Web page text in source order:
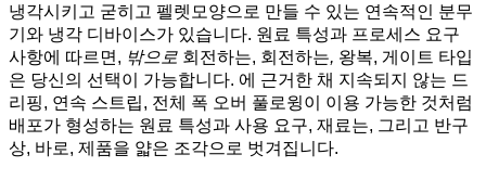
냉각시키고 굳히고 펠렛모양으로 만들 수 있는 연속적인 분무
기와 냉각 디바이스가 있습니다. 원료 특성과 프로세스 요구
사항에 따르면, 밖으로 회전하는, 회전하는, 왕복, 게이트 타입
은 당신의 선택이 가능합니다. 에 근거한 채 지속되지 않는 드
리핑, 연속 스트립, 전체 폭 오버 풀로윙이 이용 가능한 것처럼
배포가 형성하는 원료 특성과 사용 요구, 재료는, 그리고 반구
상, 바로, 제품을 얇은 조각으로 벗겨집니다.